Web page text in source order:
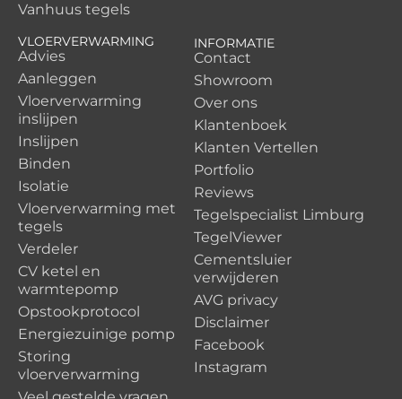
Vanhuus tegels
VLOERVERWARMING
Advies
Aanleggen
Vloerverwarming
inslijpen
Inslijpen
Binden
Isolatie
Vloerverwarming met
tegels
Verdeler
CV ketel en
warmtepomp
Opstookprotocol
Energiezuinige pomp
Storing
vloerverwarming
INFORMATIE
Contact
Showroom
Over ons
Klantenboek
Klanten Vertellen
Portfolio
Reviews
Tegelspecialist Limburg
TegelViewer
Cementsluier
verwijderen
AVG privacy
Disclaimer
Facebook
Instagram